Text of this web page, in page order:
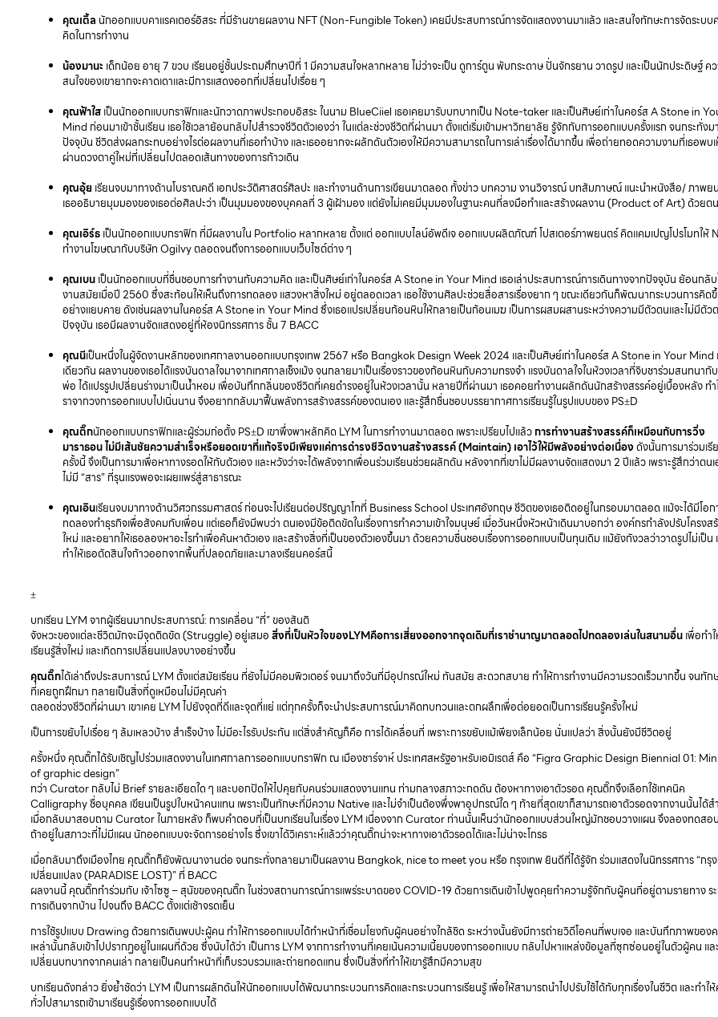
คุณเติ้ล นักออกแบบคาแรคเตอร์อิสระ ที่มีร้านขายผลงาน NFT (Non-Fungible Token) เคยมีประสบการณ์การจัดแสดงงานมาแล้ว และสนใจทักษะการจัดระบบ
คิดในการทำงาน
น้องมานะ เด็กน้อย อายุ 7 ขวบ เรียนอยู่ชั้นประถมศึกษาปีที่ 1 มีความสนใจหลากหลาย ไม่ว่าจะเป็น ดูการ์ตูน พับกระดาษ ปั่นจักรยาน วาดรูป และเป็นนักประดิษฐ์ ค
สนใจของเขายากจะคาดเดาและมีการแสดงออกที่เปลี่ยนไปเรื่อย ๆ
คุณฟ้าใสเป็นนักออกแบบกราฟิกและนักวาดภาพประกอบอิสระ ในนาม BlueCiiel เธอเคยมารับบทบาทเป็น Note-taker และเป็นศิษย์เก่าในคอร์ส A Stone in
Mind ก่อนมาเข้าชั้นเรียน เธอใช้เวลาย้อนกลับไปสำรวจชีวิตตัวเองว่า ในแต่ละช่วงชีวิตที่ผ่านมา ตั้งแต่เริ่มเข้ามหาวิทยาลัย รู้จักกับการออกแบบครั้งแรก จนกระทั่ง
ปัจจุบัน ชีวิตส่งผลกระทบอย่างไรต่อผลงานที่เธอทำบ้าง และเธออยากจะผลักดันตัวเองให้มีความสามารถในการเล่าเรื่องได้มากขึ้น เพื่อถ่ายทอดความงามที่เธอพบ
ผ่านดวงตาคู่ใหม่ที่เปลี่ยนไปตลอดเส้นทางของการก้าวเดิน
คุณอุ้ย เรียนจบมาทางด้านโบราณคดี เอกประวัติศาสตร์ศิลปะ และทำงานด้านการเขียนมาตลอด ทั้งข่าว บทความ งานวิจารณ์ บทสัมภาษณ์ แนะนำหนังสือ/ ภาพย
เธออธิบายมุมมองของเธอต่อศิลปะว่า เป็นมุมมองของบุคคลที่ 3 ผู้เฝ้ามอง แต่ยังไม่เคยมีมุมมองในฐานะคนที่ลงมือทำและสร้างผลงาน (Product of Art) ด้วยต
คุณเอิร์ธเป็นนักออกแบบกราฟิก ที่มีผลงานใน Portfolio หลากหลาย ตั้งแต่ ออกแบบไลน์อัพดีเจ ออกแบบผลิตภัณฑ์ โปสเตอร์ภาพยนตร์ คิดแคมเปญโปรโมทให้
ทำงานโฆษณากับบริษัท Ogilvy ตลอดจนถึงการออกแบบเว็บไซต์ต่าง ๆ
คุณเบนเป็นนักออกแบบที่ชื่นชอบการทำงานกับความคิด และเป็นศิษย์เก่าในคอร์ส A Stone in Your Mind เธอเล่าประสบการณ์การเดินทางจากปัจจุบัน ย้อนกลั
งานสมัยเมื่อปี 2560 ซึ่งสะท้อนให้เห็นถึงการทดลอง แสวงหาสิ่งใหม่ อยู่ตลอดเวลา เธอใช้งานศิลปะช่วยสื่อสารเรื่องยาก ๆ ขณะเดียวกันก็พัฒนากระบวนการคิด
อย่างแยบคาย ดังเช่นผลงานในคอร์ส A Stone in Your Mind ซึ่งเธอแปรเปลี่ยนก้อนหินให้กลายเป็นก้อนเมฆ เป็นการผสมผสานระหว่างความมีตัวตนและไม่มีตัว
ปัจจุบัน เธอมีผลงานจัดแสดงอยู่ที่ห้องนิทรรศการ ชั้น 7 BACC
คุณนีเป็นหนึ่งในผู้จัดงานหลักของเทศกาลงานออกแบบกรุงเทพ 2567 หรือ Bangkok Design Week 2024 และเป็นศิษย์เก่าในคอร์ส A Stone in Your Mind
เดียวกัน ผลงานของเธอได้แรงบันดาลใจมาจากเทศกาลเช็งเม้ง จนกลายมาเป็นเรื่องราวของก้อนหินกับความทรงจำ แรงบันดาลใจในห้วงเวลาที่จิบชาร่วมสนทนา
พ่อ ได้แปรรูปเปลี่ยนร่างมาเป็นน้ำหอม เพื่อบันทึกกลิ่นของชีวิตที่เคยดำรงอยู่ในห้วงเวลานั้น หลายปีที่ผ่านมา เธอคอยทำงานผลักดันนักสร้างสรรค์อยู่เบื้องหลัง ทำ
ราจากวงการออกแบบไปเนิ่นนาน จึงอยากกลับมาฟื้นพลังการสร้างสรรค์ของตนเอง และรู้สึกชื่นชอบบรรยากาศการเรียนรู้ในรูปแบบของ PS±D
คุณติ๊กนักออกแบบกราฟิกและผู้ร่วมก่อตั้ง PS±D เขาพึ่งพาหลักคิด LYM ในการทำงานมาตลอด เพราะเปรียบไปแล้วการทำงานสร้างสรรค์ก็เหมือนกับการวิ่ง
มาราธอนไม่มีเส้นชัยความสำเร็จหรือยอดเขาที่แท้จริงมีเพียงแค่การดำรงชีวิตงานสร้างสรรค์ (Maintain) เอาไว้ให้มีพลังอย่างต่อเนื่องดังนั้นการมาร่วมเรี
ครั้งนี้ จึงเป็นการมาเพื่อหาทางรอดให้กับตัวเอง และหวังว่าจะได้พลังจากเพื่อนร่วมเรียนช่วยผลักดัน หลังจากที่เขาไม่มีผลงานจัดแสดงมา 2 ปีแล้ว เพราะรู้สึกว่าตน
ไม่มี “สาร” ที่รุนแรงพอจะเผยแพร่สู่สาธารณะ
คุณเอินเรียนจบมาทางด้านวิศวกรรมศาสตร์ ก่อนจะไปเรียนต่อปริญญาโทที่ Business School ประเทศอังกฤษ ชีวิตของเธอติดอยู่ในกรอบมาตลอด แม้จะได้มีโอ
ทดลองทำธุรกิจเพื่อสังคมกับเพื่อน แต่เธอก็ยังมีพบว่า ตนเองมีข้อติดขัดในเรื่องการทำความเข้าใจมนุษย์ เมื่อวันหนึ่งหัวหน้าเดินมาบอกว่า องค์กรกำลังปรับโครงส
ใหม่ และอยากให้เธอลองหาอะไรทำเพื่อค้นหาตัวเอง และสร้างสิ่งที่เป็นของตัวเองขึ้นมา ด้วยความชื่นชอบเรื่องการออกแบบเป็นทุนเดิม แม้ยังกังวลว่าวาดรูปไม่เป็น
ทำให้เธอตัดสินใจก้าวออกจากพื้นที่ปลอดภัยและมาลงเรียนคอร์สนี้
±
บทเรียน LYM จากผู้เรียนมากประสบการณ์: การเคลื่อน “ที่” ของสันติ
จังหวะของแต่ละชีวิตมักจะมีจุดติดขัด (Struggle) อยู่เสมอสิ่งที่เป็นหัวใจของLYMคือการเสี่ยงออกจากจุดเดิมที่เราชำนาญมาตลอดไปทดลองเล่นในสนามอื่นเพื่อทำ
เรียนรู้สิ่งใหม่ และเกิดการเปลี่ยนแปลงบางอย่างขึ้น
คุณติ๊กได้เล่าถึงประสบการณ์ LYM ตั้งแต่สมัยเรียน ที่ยังไม่มีคอมพิวเตอร์ จนมาถึงวันที่มีอุปกรณ์ใหม่ ทันสมัย สะดวกสบาย ทำให้การทำงานมีความรวดเร็วมากขึ้น จนทัก
ที่เคยถูกฝึกมา กลายเป็นสิ่งที่ดูเหมือนไม่มีคุณค่า
ตลอดช่วงชีวิตที่ผ่านมา เขาเคย LYM ไปยังจุดที่ดีและจุดที่แย่ แต่ทุกครั้งก็จะนำประสบการณ์มาคิดทบทวนและตกผลึกเพื่อต่อยอดเป็นการเรียนรู้ครั้งใหม่
เป็นการขยับไปเรื่อย ๆ ล้มเหลวบ้าง สำเร็จบ้าง ไม่มีอะไรรับประกัน แต่สิ่งสำคัญก็คือ การได้เคลื่อนที่ เพราะการขยับแม้เพียงเล็กน้อย นั่นแปลว่า สิ่งนั้นยังมีชีวิตอยู่
ครั้งหนึ่ง คุณติ๊กได้รับเชิญไปร่วมแสดงงานในเทศกาลการออกแบบกราฟิก ณ เมืองชาร์จาห์ ประเทศสหรัฐอาหรับเอมิเรตส์ คือ “Figra Graphic Design Biennial 01:
of graphic design”
ทว่า Curator กลับไม่ Brief รายละเอียดใด ๆ และบอกปัดให้ไปคุยกับคนร่วมแสดงงานแทน ท่ามกลางสภาวะกดดัน ต้องหาทางเอาตัวรอด คุณติ๊กจึงเลือกใช้เทคนิค
Calligraphy ชื่อบุคคล เขียนเป็นรูปใบหน้าคนแทน เพราะเป็นทักษะที่มีความ Native และไม่จำเป็นต้องพึ่งพาอุปกรณ์ใด ๆ ท้ายที่สุดเขาก็สามารถเอาตัวรอดจากงานนั้นได้ส
เมื่อกลับมาสอบถาม Curator ในภายหลัง ก็พบคำตอบที่เป็นบทเรียนในเรื่อง LYM เนื่องจาก Curator ท่านนั้นเห็นว่านักออกแบบส่วนใหญ่มักชอบวางแผน จึงลองทดสอ
ถ้าอยู่ในสภาวะที่ไม่มีแผน นักออกแบบจะจัดการอย่างไร ซึ่งเขาได้วิเคราะห์แล้วว่าคุณติ๊กน่าจะหาทางเอาตัวรอดได้และไม่น่าจะโกรธ
เมื่อกลับมาถึงเมืองไทย คุณติ๊กก็ยังพัฒนางานต่อ จนกระทั่งกลายมาเป็นผลงาน Bangkok, nice to meet you หรือ กรุงเทพ ยินดีที่ได้รู้จัก ร่วมแสดงในนิทรรศการ “กรุ
เปลี่ยนแปลง (PARADISE LOST)” ที่ BACC
ผลงานนี้ คุณติ๊กทำร่วมกับ เจ้าโซซู – สุนัขของคุณติ๊ก ในช่วงสถานการณ์การแพร่ระบาดของ COVID-19 ด้วยการเดินเข้าไปพูดคุยทำความรู้จักกับผู้คนที่อยู่ตามรายทาง ร
การเดินจากบ้าน ไปจนถึง BACC ตั้งแต่เช้าจรดเย็น
การใช้รูปแบบ Drawing ด้วยการเดินพบปะผู้คน ทำให้การออกแบบได้ทำหน้าที่เชื่อมโยงกับผู้คนอย่างใกล้ชิด ระหว่างนั้นยังมีการถ่ายวิดีโอคนที่พบเจอ และบันทึกภาพของ
เหล่านั้นกลับเข้าไปปรากฏอยู่ในแผนที่ด้วย ซึ่งนับได้ว่า เป็นการ LYM จากการทำงานที่เคยเน้นความเนี้ยบของการออกแบบ กลับไปหาแหล่งข้อมูลที่ซุกซ่อนอยู่ในตัวผู้คน และ
เปลี่ยนบทบาทจากคนเล่า กลายเป็นคนทำหน้าที่เก็บรวบรวมและถ่ายทอดแทน ซึ่งเป็นสิ่งที่ทำให้เขารู้สึกมีความสุข
บทเรียนดังกล่าว ยิ่งย้ำชัดว่า LYM เป็นการผลักดันให้นักออกแบบได้พัฒนากระบวนการคิดและกระบวนการเรียนรู้ เพื่อให้สามารถนำไปปรับใช้ได้กับทุกเรื่องในชีวิต และทำใ
ทั่วไปสามารถเข้ามาเรียนรู้เรื่องการออกแบบได้